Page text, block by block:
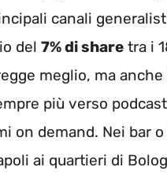
canali
del 7% di share tra i
meglio, ma anche
più verso
on demand. Nei bar
ai quartieri di